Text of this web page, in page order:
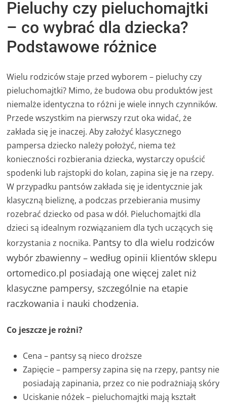
Pieluchy czy pieluchomajtki
– co wybrać dla dziecka?
Podstawowe różnice
Wielu rodziców staje przed wyborem – pieluchy czy
pieluchomajtki? Mimo, że budowa obu produktów jest
niemalże identyczna to różni je wiele innych czynników.
Przede wszystkim na pierwszy rzut oka widać, że
zakłada się je inaczej. Aby założyć klasycznego
pampersa dziecko należy położyć, niema też
konieczności rozbierania dziecka, wystarczy opuścić
spodenki lub rajstopki do kolan, zapina się je na rzepy.
W przypadku pantsów zakłada się je identycznie jak
klasyczną bieliznę, a podczas przebierania musimy
rozebrać dziecko od pasa w dół. Pieluchomajtki dla
dzieci są idealnym rozwiązaniem dla tych uczących się
korzystania z nocnika. Pantsy to dla wielu rodziców
wybór zbawienny – według opinii klientów sklepu
ortomedico.pl posiadają one więcej zalet niż
klasyczne pampersy, szczególnie na etapie
raczkowania i nauki chodzenia.
Co jeszcze je rożni?
Cena – pantsy są nieco droższe
Zapięcie – pampersy zapina się na rzepy, pantsy nie
posiadają zapinania, przez co nie podrażniają skóry
Uciskanie nóżek – pieluchomajtki mają kształt